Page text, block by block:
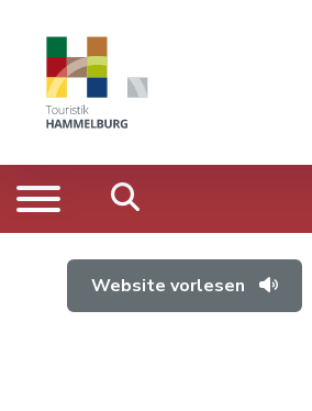
Website vorlesen